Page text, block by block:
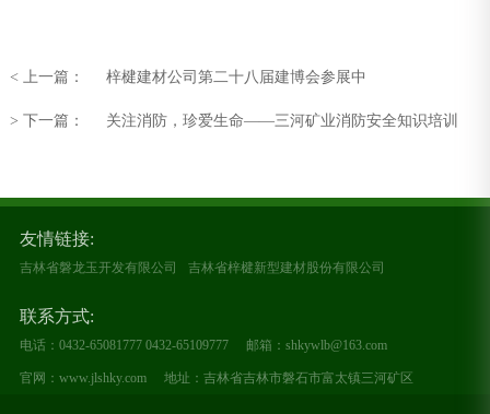
< 上一篇： 梓楗建材公司第二十八届建博会参展中
> 下一篇： 关注消防，珍爱生命——三河矿业消防安全知识培训
友情链接:
吉林省磐龙玉开发有限公司 吉林省梓楗新型建材股份有限公司
联系方式:
电话：0432-65081777 0432-65109777 邮箱：shkywlb@163.com
官网：www.jlshky.com 地址：吉林省吉林市磐石市富太镇三河矿区